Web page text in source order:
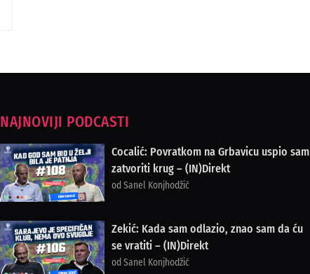
NAJNOVIJI PODCASTI
Cocalić: Povratkom na Grbavicu uspio sam
zatvoriti krug – (IN)Direkt
od Sanel Konjhodžić
Zekić: Kada sam odlazio, znao sam da ću
se vratiti – (IN)Direkt
od Sanel Konjhodžić